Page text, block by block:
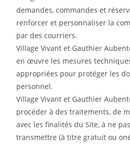
demandes, commandes et
renforcer et personnaliser la
par des courriers.
Village Vivant et Gauthier
en œuvre les mesures
appropriées pour protéger les
personnel.
Village Vivant et Gauthier
procéder à des traitements, de
avec les finalités du Site, à ne
transmettre (à titre gratuit ou